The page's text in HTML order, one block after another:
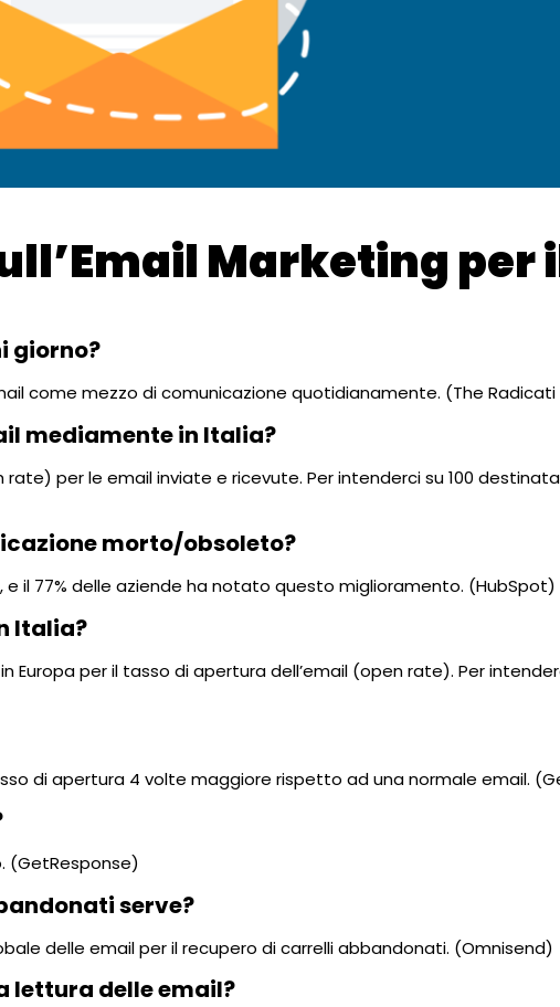
Marketing per
giorno?
come mezzo di comunicazione quotidianamente. (The Radicati
mediamente in Italia?
per le email inviate e ricevute. Per intenderci su 100
morto/obsoleto?
il 77% delle aziende ha notato questo miglioramento. (HubSpot)
Italia?
Europa per il tasso di apertura dell’email (open rate). Per
di apertura 4 volte maggiore rispetto ad una normale email.
(GetResponse)
serve?
delle email per il recupero di carrelli abbandonati. (Omnisend)
lettura delle email?